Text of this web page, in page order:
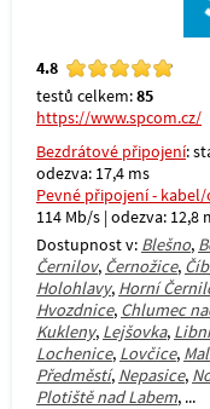
4.8
testů celkem:85
https://www.spcom.cz/
Bezdrátové připojení:
odezva: 17,4 ms
Pevné připojení -
114 Mb/s | odezva: 12,8
Dostupnost v: Blešno,
Černilov, Černožice,
Holohlavy, Horní
Hvozdnice, Chlumec
Kukleny, Lejšovka,
Lochenice, Lovčice,
Předměstí, Nepasice,
Plotiště nad Labem, ...